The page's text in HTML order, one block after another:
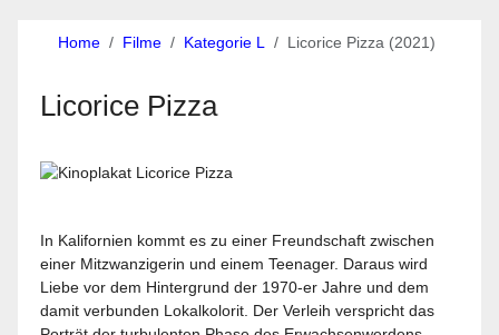
Home Filme Kategorie L Licorice Pizza (2021)
Licorice Pizza
In Kalifornien kommt es zu einer Freundschaft zwischen
einer Mitzwanzigerin und einem Teenager. Daraus wird
Liebe vor dem Hintergrund der 1970-er Jahre und dem
damit verbunden Lokalkolorit. Der Verleih verspricht das